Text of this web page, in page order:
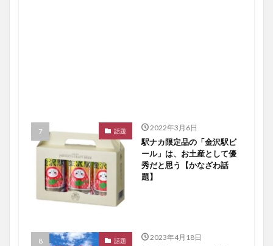
話題 2022年3月6日
駅ナカ限定品の「金沢駅ビ
ール」は、お土産として優
秀だと思う【かなざわ話
題】
話題 2023年4月18日